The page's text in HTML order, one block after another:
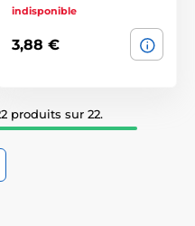
indisponible
3,88 €
produits sur 22.